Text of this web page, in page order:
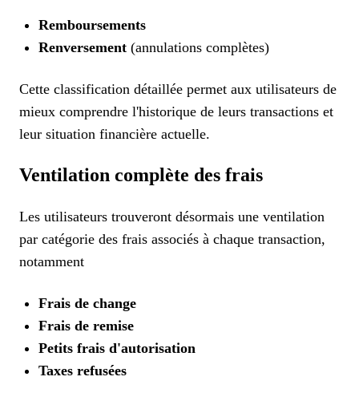
Remboursements
Renversement (annulations complètes)
Cette classification détaillée permet aux utilisateurs de
mieux comprendre l'historique de leurs transactions et
leur situation financière actuelle.
Ventilation complète des frais
Les utilisateurs trouveront désormais une ventilation
par catégorie des frais associés à chaque transaction,
notamment
Frais de change
Frais de remise
Petits frais d'autorisation
Taxes refusées